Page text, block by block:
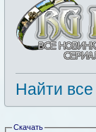
Найти
Скачать